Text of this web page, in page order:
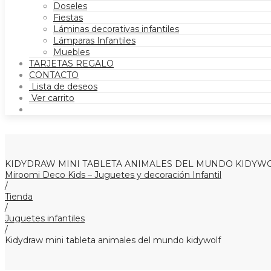
Doseles
Fiestas
Láminas decorativas infantiles
Lámparas Infantiles
Muebles
TARJETAS REGALO
CONTACTO
Lista de deseos
Ver carrito
KIDYDRAW MINI TABLETA ANIMALES DEL MUNDO
Miroomi Deco Kids – Juguetes y decoración Infantil
/
Tienda
/
Juguetes infantiles
/
Kidydraw mini tableta animales del mundo kidywolf